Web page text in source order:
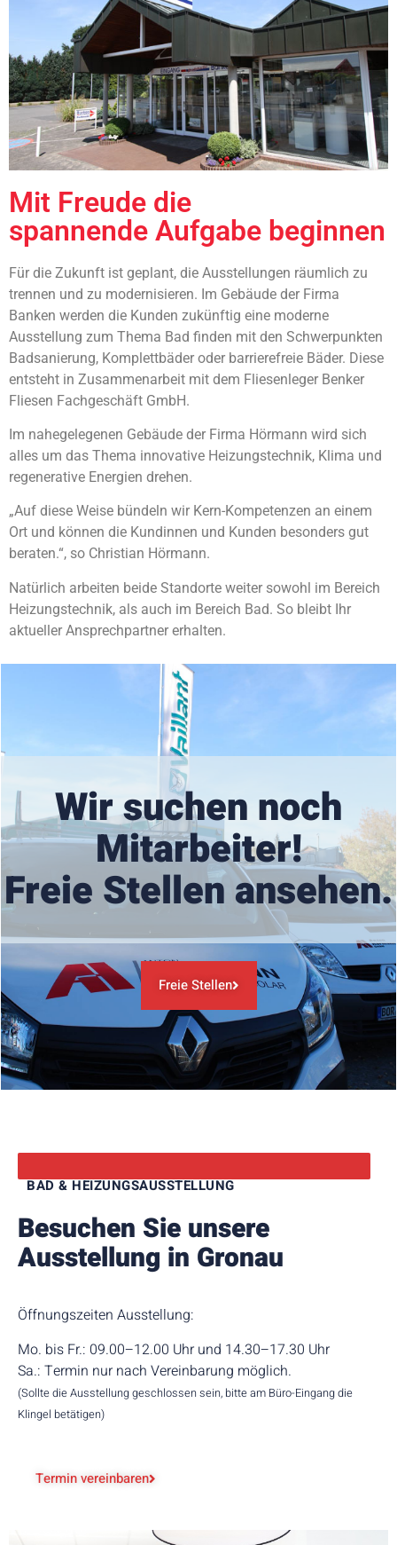
Mit Freude die
spannende Aufgabe beginnen
Für die Zukunft ist geplant, die Ausstellungen räumlich zu
trennen und zu modernisieren. Im Gebäude der Firma
Banken werden die Kunden zukünftig eine moderne
Ausstellung zum Thema Bad finden mit den Schwerpunkten
Badsanierung, Komplettbäder oder barrierefreie Bäder. Diese
entsteht in Zusammenarbeit mit dem Fliesenleger Benker
Fliesen Fachgeschäft GmbH.
Im nahegelegenen Gebäude der Firma Hörmann wird sich
alles um das Thema innovative Heizungstechnik, Klima und
regenerative Energien drehen.
„Auf diese Weise bündeln wir Kern-Kompetenzen an einem
Ort und können die Kundinnen und Kunden besonders gut
beraten.“, so Christian Hörmann.
Natürlich arbeiten beide Standorte weiter sowohl im Bereich
Heizungstechnik, als auch im Bereich Bad. So bleibt Ihr
aktueller Ansprechpartner erhalten.
Wir suchen noch
Mitarbeiter!
Freie Stellen ansehen.
Freie Stellen
BAD & HEIZUNGSAUSSTELLUNG
Besuchen Sie unsere
Ausstellung in Gronau
Öffnungszeiten Ausstellung:
Mo. bis Fr.: 09.00–12.00 Uhr und 14.30–17.30 Uhr
Sa.: Termin nur nach Vereinbarung möglich.
(Sollte die Ausstellung geschlossen sein, bitte am Büro-Eingang die
Klingel betätigen)
Termin vereinbaren